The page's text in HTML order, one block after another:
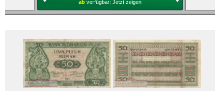
ab verfügbar: Jetzt zeigen